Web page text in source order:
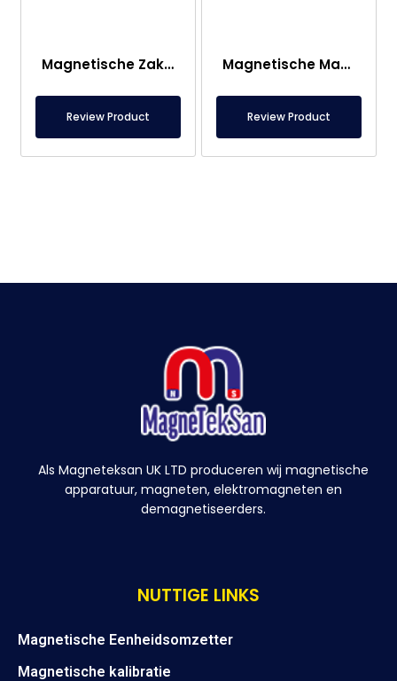
Magnetische Zakfilterkop
Review Product
Magnetische Mat – Voor Onder Voet – Voedselveilig
Review Product
Als Magneteksan UK LTD produceren wij magnetische
apparatuur, magneten, elektromagneten en
demagnetiseerders.
NUTTIGE LINKS
Magnetische Eenheidsomzetter
Magnetische kalibratie